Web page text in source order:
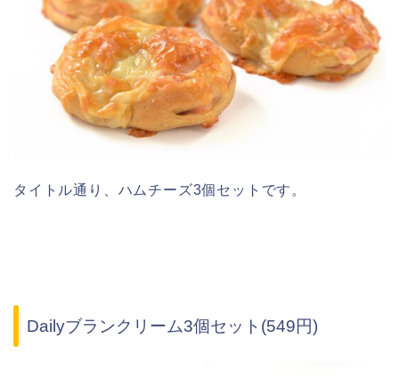
タイトル通り、ハムチーズ3個セットです。
Dailyブランクリーム3個セット(549円)